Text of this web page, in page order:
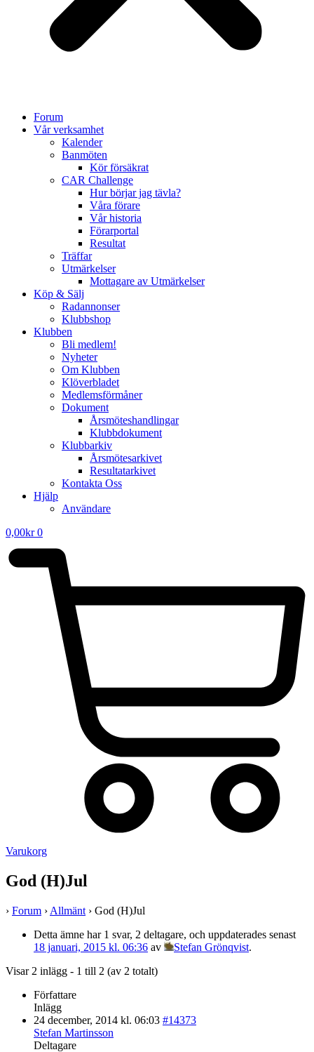
Forum
Vår verksamhet
Kalender
Banmöten
Kör försäkrat
CAR Challenge
Hur börjar jag tävla?
Våra förare
Vår historia
Förarportal
Resultat
Träffar
Utmärkelser
Mottagare av Utmärkelser
Köp & Sälj
Radannonser
Klubbshop
Klubben
Bli medlem!
Nyheter
Om Klubben
Klöverbladet
Medlemsförmåner
Dokument
Årsmöteshandlingar
Klubbdokument
Klubbarkiv
Årsmötesarkivet
Resultatarkivet
Kontakta Oss
Hjälp
Användare
0,00kr 0
Varukorg
God (H)Jul
› Forum › Allmänt › God (H)Jul
Detta ämne har 1 svar, 2 deltagare, och uppdaterades senast
18 januari, 2015 kl. 06:36 av Stefan Grönqvist.
Visar 2 inlägg - 1 till 2 (av 2 totalt)
Författare
Inlägg
24 december, 2014 kl. 06:03 #14373
Stefan Martinsson
Deltagare